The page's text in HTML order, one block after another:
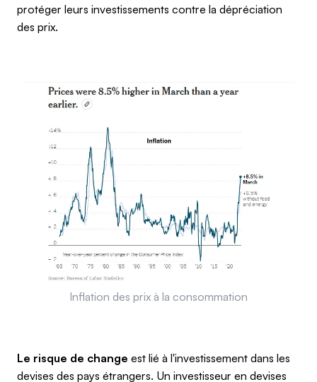
protéger leurs investissements contre la dépréciation
des prix.
Inflation des prix à la consommation
Le risque de change est lié à l'investissement dans les
devises des pays étrangers. Un investisseur en devises